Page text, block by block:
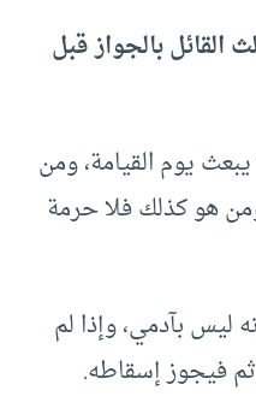
بالجواز قبل
يوم القيامة، ومن
هو كذلك فلا حرمة
ليس بآدمي، وإذا لم
فيجوز إسقاطه.